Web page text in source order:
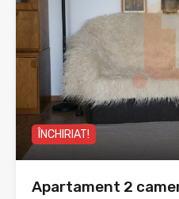
ÎNCHIRIAT!
Apartament 2